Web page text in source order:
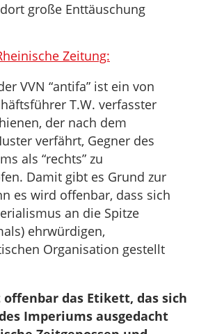
große Enttäuschung
Zeitung:
VVN “antifa” ist ein von
T.W. verfasster
der nach dem
verfährt, Gegner des
als “rechts” zu
Damit gibt es Grund zur
es wird offenbar, dass sich
an die Spitze
ehrwürdigen,
Organisation gestellt
das Etikett, das sich
Imperiums ausgedacht